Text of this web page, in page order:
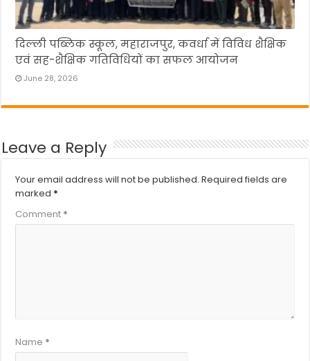
दिल्ली पब्लिक स्कूल, महाराजपुर, कवर्धा में विविध शैक्षिक
एवं सह-शैक्षिक गतिविधियों का सफल आयोजन
June 28, 2026
Leave a Reply
Your email address will not be published. Required fields are
marked *
Comment *
Name *